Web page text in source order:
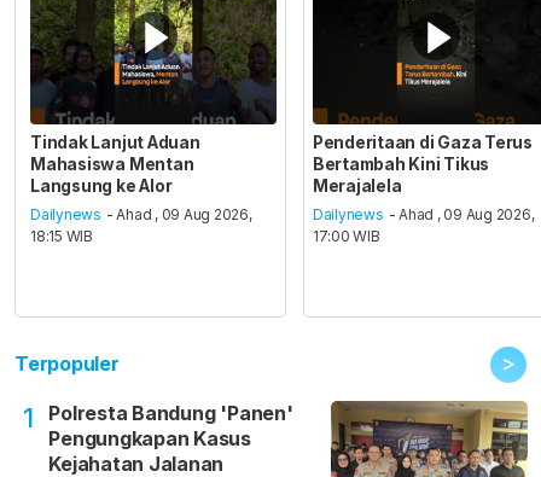
Tindak Lanjut Aduan
Mahasiswa Mentan
Langsung ke Alor
Dailynews - Ahad , 09 Aug 2026,
18:15 WIB
Penderitaan di Gaza Terus
Bertambah Kini Tikus
Merajalela
Dailynews - Ahad , 09 Aug 2026,
17:00 WIB
Terpopuler >
1
Polresta Bandung 'Panen'
Pengungkapan Kasus
Kejahatan Jalanan